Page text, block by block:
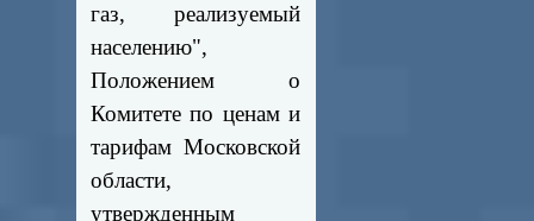
газ, реализуемый
населению",
Положением о
Комитете по ценам и
тарифам Московской
области,
утвержденным